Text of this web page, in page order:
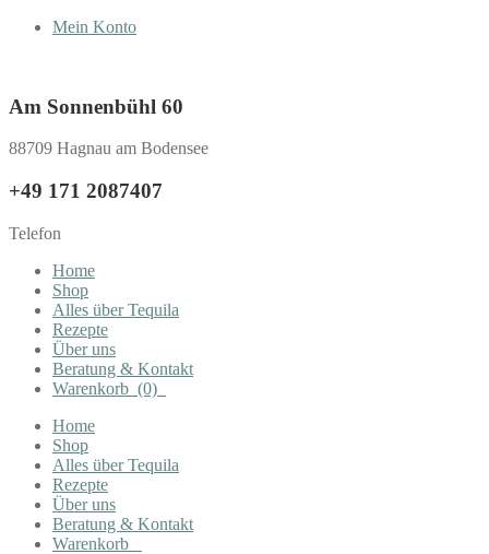
Mein Konto
Am Sonnenbühl 60
88709 Hagnau am Bodensee
+49 171 2087407
Telefon
Home
Shop
Alles über Tequila
Rezepte
Über uns
Beratung & Kontakt
Warenkorb (0)
Home
Shop
Alles über Tequila
Rezepte
Über uns
Beratung & Kontakt
Warenkorb